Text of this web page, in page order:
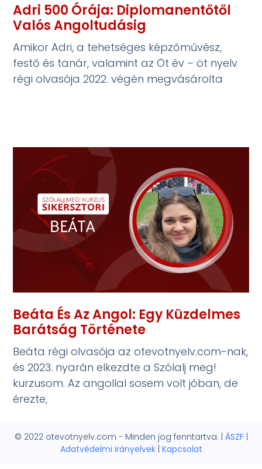
Adri 500 Órája: Diplomanentőtől
Valós Angoltudásig
Amikor Adri, a tehetséges képzőművész,
festő és tanár, valamint az Öt év – öt nyelv
régi olvasója 2022. végén megvásárolta
Beáta És Az Angol: Egy Küzdelmes
Barátság Története
Beáta régi olvasója az otevotnyelv.com-nak,
és 2023. nyarán elkezdte a Szólalj meg!
kurzusom. Az angollal sosem volt jóban, de
érezte,
© 2022 otevotnyelv.com - Minden jog fenntartva. | ÁSZF|
Adatvédelmi irányelvek| Kapcsolat